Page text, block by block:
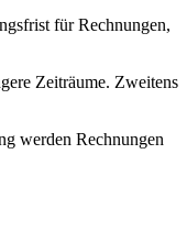
für Rechnungen,
Zeiträume. Zweitens
werden Rechnungen